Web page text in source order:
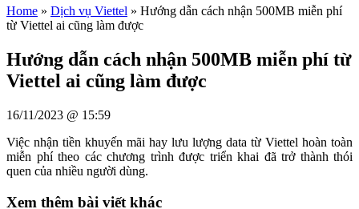
Home » Dịch vụ Viettel » Hướng dẫn cách nhận 500MB miễn phí
từ Viettel ai cũng làm được
Hướng dẫn cách nhận 500MB miễn phí từ
Viettel ai cũng làm được
16/11/2023 @ 15:59
Việc nhận tiền khuyến mãi hay lưu lượng data từ Viettel hoàn toàn
miễn phí theo các chương trình được triển khai đã trở thành thói
quen của nhiều người dùng.
Xem thêm bài viết khác